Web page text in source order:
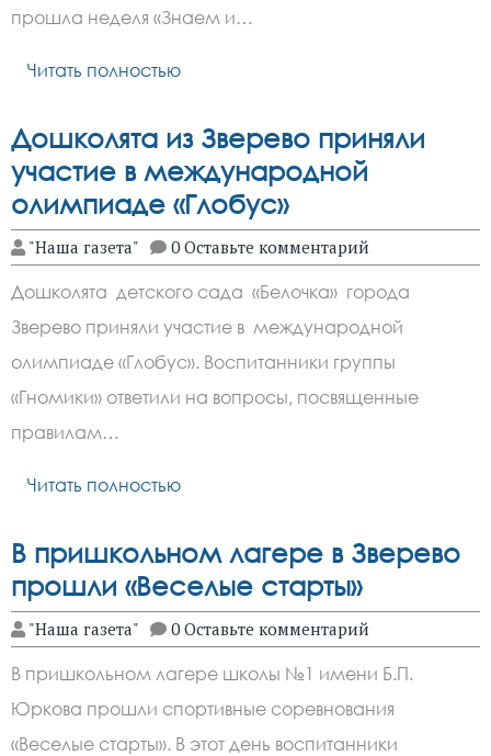
прошла неделя «Знаем и…
Читать полностью
Дошколята из Зверево приняли
участие в международной
олимпиаде «Глобус»
"Наша газета" 0 Оставьте комментарий
Дошколята детского сада «Белочка» города
Зверево приняли участие в международной
олимпиаде «Глобус». Воспитанники группы
«Гномики» ответили на вопросы, посвященные
правилам…
Читать полностью
В пришкольном лагере в Зверево
прошли «Веселые старты»
"Наша газета" 0 Оставьте комментарий
В пришкольном лагере школы №1 имени Б.П.
Юркова прошли спортивные соревнования
«Веселые старты». В этот день воспитанники